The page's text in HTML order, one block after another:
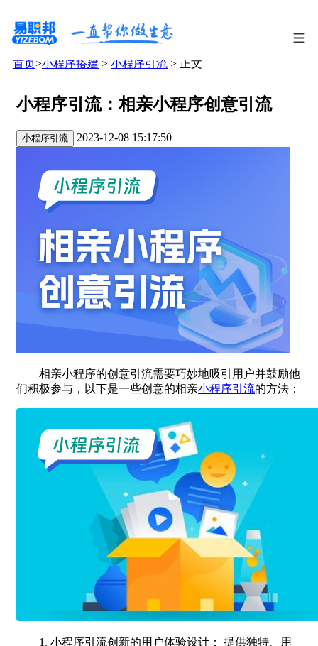
首页>小程序搭建 > 小程序引流 > 正文
小程序引流：相亲小程序创意引流
小程序引流 2023-12-08 15:17:50
相亲小程序的创意引流需要巧妙地吸引用户并鼓励他
们积极参与，以下是一些创意的相亲小程序引流的方法：
1. 小程序引流创新的用户体验设计： 提供独特、用